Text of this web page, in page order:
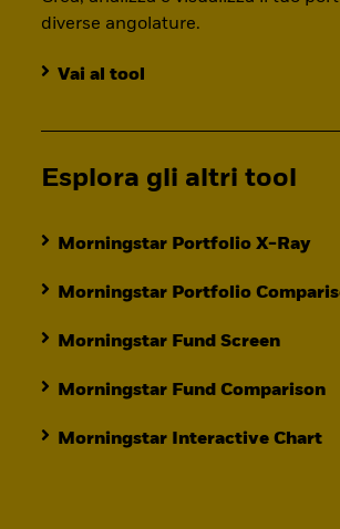
diverse angolature.
Vai al tool
Esplora gli altri tool
Morningstar Portfolio X-Ray
Morningstar Portfolio
Morningstar Fund Screen
Morningstar Fund Comparison
Morningstar Interactive Chart